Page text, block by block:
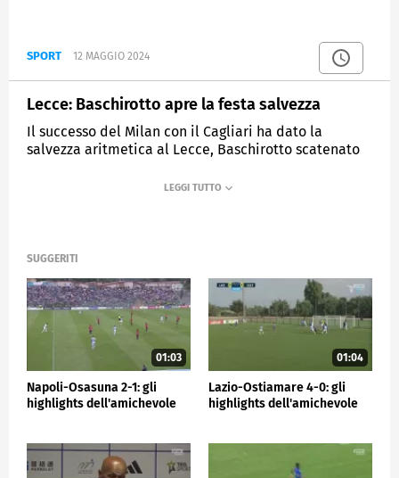
SPORT 12 MAGGIO 2024
Lecce: Baschirotto apre la festa salvezza
Il successo del Milan con il Cagliari ha dato la
salvezza aritmetica al Lecce, Baschirotto scatenato
SUGGERITI
01:03
Napoli-Osasuna 2-1: gli
highlights dell'amichevole
01:04
Lazio-Ostiamare 4-0: gli
highlights dell'amichevole